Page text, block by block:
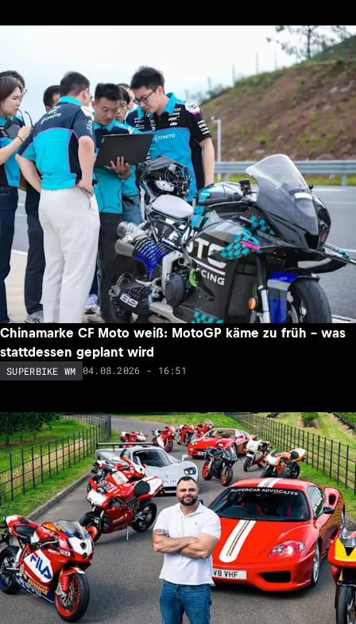
Chinamarke CF Moto weiß: MotoGP käme zu früh – was
stattdessen geplant wird
SUPERBIKE WM 04.08.2026 - 16:51